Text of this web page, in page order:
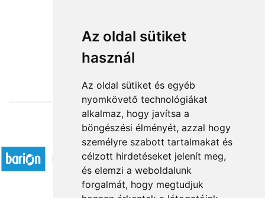
Az oldal sütiket
használ
Az oldal sütiket és egyéb
nyomkövető technológiákat
alkalmaz, hogy javítsa a
böngészési élményét, azzal hogy
személyre szabott tartalmakat és
célzott hirdetéseket jelenít meg,
és elemzi a weboldalunk
forgalmát, hogy megtudjuk
25 szál narancs rózsa
52 800 Ft-tól
Elfogadott fizetési módok